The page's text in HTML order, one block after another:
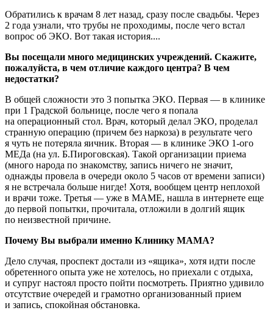
Обратились к врачам 8 лет назад, сразу после свадьбы. Через
2 года узнали, что трубы не проходимы, после чего встал
вопрос об ЭКО. Вот такая история....
Вы посещали много медицинских учреждений. Скажите,
пожалуйста, в чем отличие каждого центра? В чем
недостатки?
В общей сложности это 3 попытка ЭКО. Первая — в клинике
при 1 Градской больнице, после чего я попала
на операционный стол. Врач, который делал ЭКО, проделал
странную операцию (причем без наркоза) в результате чего
я чуть не потеряла яичник. Вторая — в клинике ЭКО 1-ого
МЕДа (на ул. Б.Пироговская). Такой организации приема
(много народа по знакомству, запись ничего не значит,
однажды провела в очереди около 5 часов от времени записи)
я не встречала больше нигде! Хотя, вообщем центр неплохой
и врачи тоже. Третья — уже в МАМЕ, нашла в интернете еще
до первой попытки, прочитала, отложили в долгий ящик
по неизвестной причине.
Почему Вы выбрали именно Клинику МАМА?
Дело случая, проспект достали из «ящика», хотя идти после
обретенного опыта уже не хотелось, но приехали с отдыха,
и супруг настоял просто пойти посмотреть. Приятно удивило
отсутствие очередей и грамотно организованный прием
и запись, спокойная обстановка.